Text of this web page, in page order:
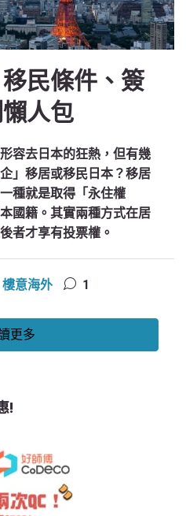
移民條件、簽
人包
容去日本的狂熱，但有幾
」移居或移民日本？移居
種就是取得「永住權
國籍。其實兩種方式在居
者才享有投票權。
樓意海外 1
更多
!